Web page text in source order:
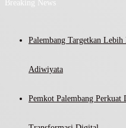
Breaking News
Palembang Targetkan
Adiwiyata
Pemkot Palembang